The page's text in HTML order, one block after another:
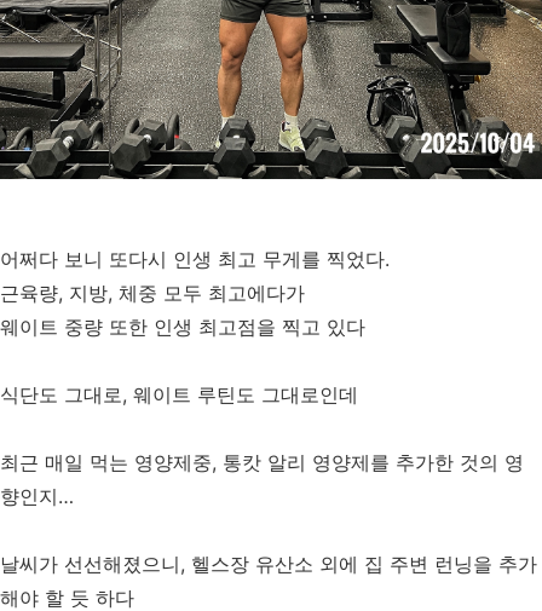
어쩌다 보니 또다시 인생 최고 무게를 찍었다.
근육량, 지방, 체중 모두 최고에다가
웨이트 중량 또한 인생 최고점을 찍고 있다
식단도 그대로, 웨이트 루틴도 그대로인데
최근 매일 먹는 영양제중, 통캇 알리 영양제를 추가한 것의 영
향인지…
날씨가 선선해졌으니, 헬스장 유산소 외에 집 주변 런닝을 추가
해야 할 듯 하다